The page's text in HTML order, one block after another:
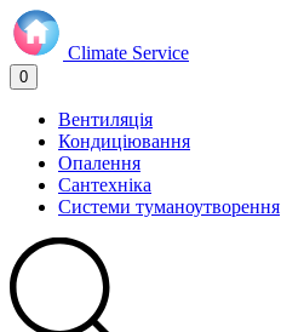
Climate Service
0
Вентиляція
Кондиціювання
Опалення
Сантехніка
Системи туманоутворення